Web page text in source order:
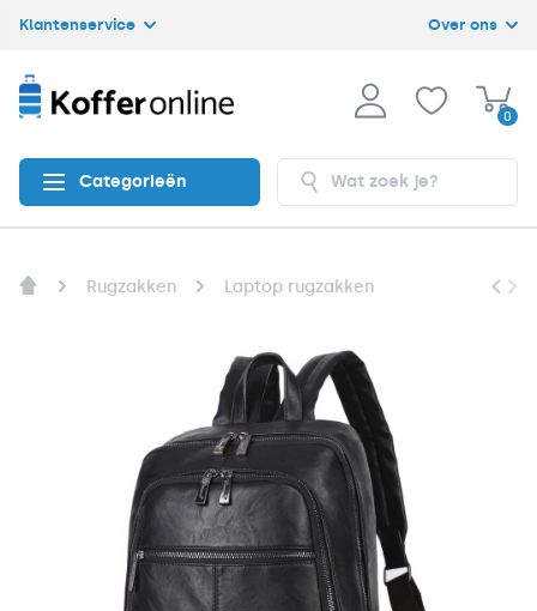
Klantenservice Over ons
0
Categorieën
Rugzakken Laptop rugzakken